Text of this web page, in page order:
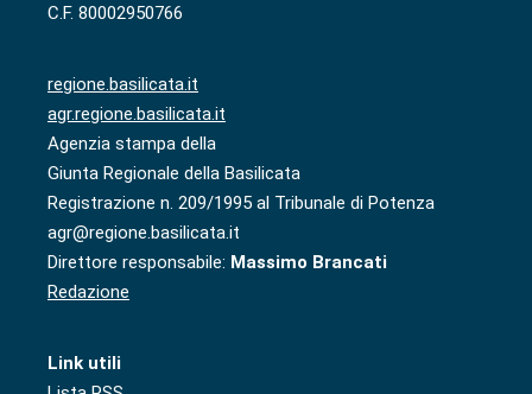
C.F. 80002950766
regione.basilicata.it
agr.regione.basilicata.it
Agenzia stampa della
Giunta Regionale della Basilicata
Registrazione n. 209/1995 al Tribunale di Potenza
agr@regione.basilicata.it
Direttore responsabile: Massimo Brancati
Redazione
Link utili